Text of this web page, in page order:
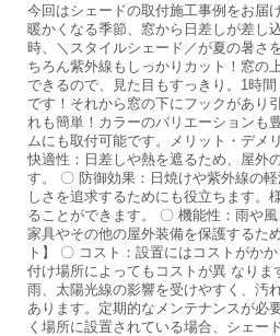
今回はシェードの取付施工事例をお届
暖かくなる季節、窓から日差しが差し
時、＼スタイルシェード／が夏の暑さ
ちろん紫外線もしっかりカット！窓の
できるので、見た目もすっきり。1時
です！それから窓の下にフックがあり
れも簡単！カラーのバリエーションも
ムにも取付可能です。メリット・デメ
快適性：日差しや熱を遮るため、屋外
す。 〇 防御効果：日焼けや紫外線の
しさを追求するためにも役立ちます。
ることができます。 〇 機能性：雨や
家具やその他の屋外装備を保護するた
ト】 〇 コスト：設置にはコストがか
付け場所によってもコストが異 なり
雨、太陽光線の影響を受けやすく、汚
あります。定期的なメンテナンスが必
く場所に設置されている場合、シェー